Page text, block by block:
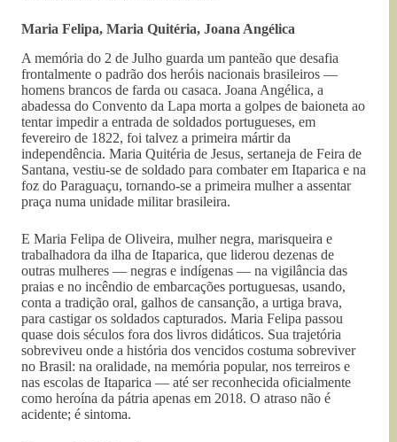
Maria Felipa, Maria Quitéria, Joana Angélica
A memória do 2 de Julho guarda um panteão que desafia
frontalmente o padrão dos heróis nacionais brasileiros —
homens brancos de farda ou casaca. Joana Angélica, a
abadessa do Convento da Lapa morta a golpes de baioneta ao
tentar impedir a entrada de soldados portugueses, em
fevereiro de 1822, foi talvez a primeira mártir da
independência. Maria Quitéria de Jesus, sertaneja de Feira de
Santana, vestiu-se de soldado para combater em Itaparica e na
foz do Paraguaçu, tornando-se a primeira mulher a assentar
praça numa unidade militar brasileira.
E Maria Felipa de Oliveira, mulher negra, marisqueira e
trabalhadora da ilha de Itaparica, que liderou dezenas de
outras mulheres — negras e indígenas — na vigilância das
praias e no incêndio de embarcações portuguesas, usando,
conta a tradição oral, galhos de cansanção, a urtiga brava,
para castigar os soldados capturados. Maria Felipa passou
quase dois séculos fora dos livros didáticos. Sua trajetória
sobreviveu onde a história dos vencidos costuma sobreviver
no Brasil: na oralidade, na memória popular, nos terreiros e
nas escolas de Itaparica — até ser reconhecida oficialmente
como heroína da pátria apenas em 2018. O atraso não é
acidente; é sintoma.